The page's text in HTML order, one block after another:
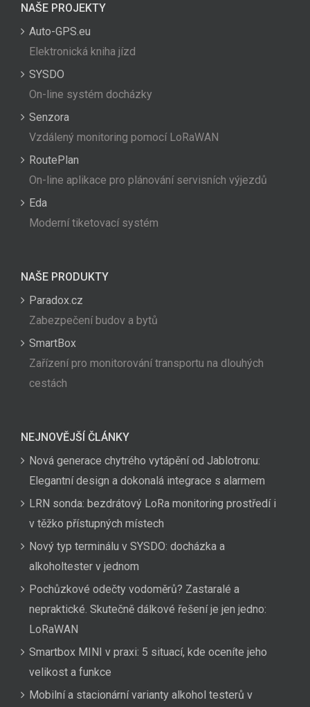
NAŠE PROJEKTY
Auto-GPS.eu
Elektronická kniha jízd
SYSDO
On-line systém docházky
Senzora
Vzdálený monitoring pomocí LoRaWAN
RoutePlan
On-line aplikace pro plánování servisních výjezdů
Eda
Moderní tiketovací systém
NAŠE PRODUKTY
Paradox.cz
Zabezpečení budov a bytů
SmartBox
Zařízení pro monitorování transportu na dlouhých
cestách
NEJNOVĚJŠÍ ČLÁNKY
Nová generace chytrého vytápění od Jablotronu:
Elegantní design a dokonalá integrace s alarmem
LRN sonda: bezdrátový LoRa monitoring prostředí i
v těžko přístupných místech
Nový typ terminálu v SYSDO: docházka a
alkoholtester v jednom
Pochůzkové odečty vodoměrů? Zastaralé a
nepraktické. Skutečně dálkové řešení je jen jedno:
LoRaWAN
Smartbox MINI v praxi: 5 situací, kde oceníte jeho
velikost a funkce
Mobilní a stacionární varianty alkohol testerů v